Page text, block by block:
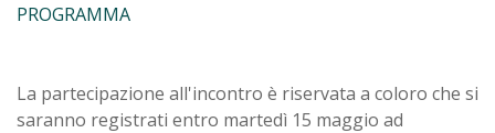
PROGRAMMA
La partecipazione all'incontro è riservata a coloro che si
saranno registrati entro martedì 15 maggio ad